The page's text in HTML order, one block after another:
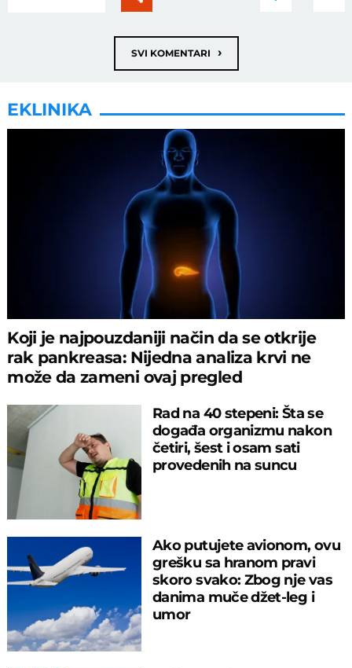
SVI KOMENTARI ›
EKLINIKA
Koji je najpouzdaniji način da se otkrije
rak pankreasa: Nijedna analiza krvi ne
može da zameni ovaj pregled
Rad na 40 stepeni: Šta se
događa organizmu nakon
četiri, šest i osam sati
provedenih na suncu
Ako putujete avionom, ovu
grešku sa hranom pravi
skoro svako: Zbog nje vas
danima muče džet-leg i
umor